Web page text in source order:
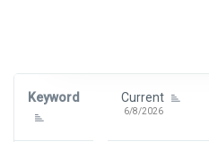
Keyword Current
6/8/2026